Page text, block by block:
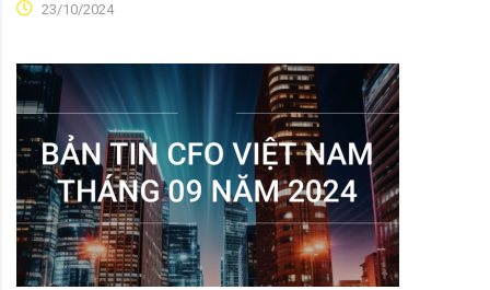
23/10/2024